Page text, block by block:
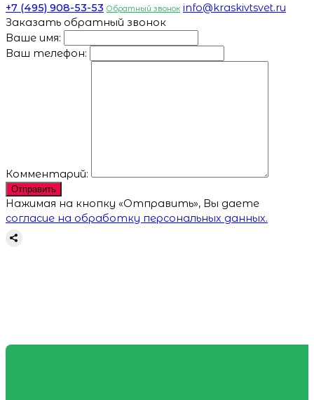
+7 (495) 908-53-53 Обратный звонок info@kraskivtsvet.ru
Заказать обратный звонок
Ваше имя:
Ваш телефон:
Комментарий:
Отправить
Нажимая на кнопку «Отправить», Вы даете
согласие на обработку персональных данных.